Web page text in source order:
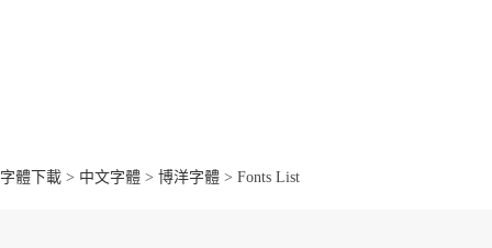
字體下載 > 中文字體 > 博洋字體 > Fonts List